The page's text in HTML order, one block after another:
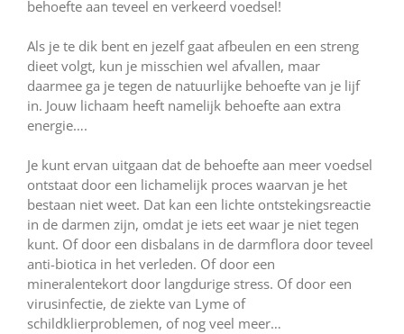
behoefte aan teveel en verkeerd voedsel!
Als je te dik bent en jezelf gaat afbeulen en een streng
dieet volgt, kun je misschien wel afvallen, maar
daarmee ga je tegen de natuurlijke behoefte van je lijf
in. Jouw lichaam heeft namelijk behoefte aan extra
energie….
Je kunt ervan uitgaan dat de behoefte aan meer voedsel
ontstaat door een lichamelijk proces waarvan je het
bestaan niet weet. Dat kan een lichte ontstekingsreactie
in de darmen zijn, omdat je iets eet waar je niet tegen
kunt. Of door een disbalans in de darmflora door teveel
anti-biotica in het verleden. Of door een
mineralentekort door langdurige stress. Of door een
virusinfectie, de ziekte van Lyme of
schildklierproblemen, of nog veel meer…